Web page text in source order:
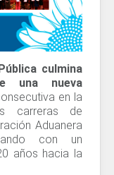
culmina
una nueva
en la
carreras de
Aduanera
con un
años hacia la